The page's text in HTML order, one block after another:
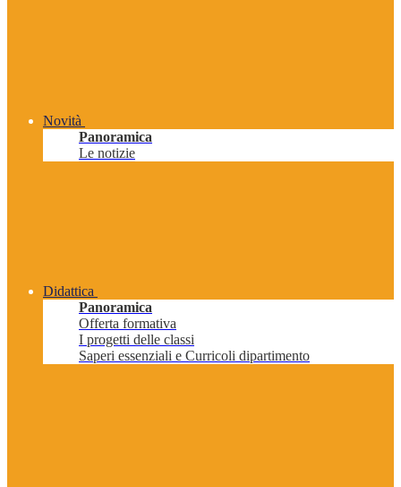
Novità
Panoramica
Le notizie
Didattica
Panoramica
Offerta formativa
I progetti delle classi
Saperi essenziali e Curricoli dipartimento